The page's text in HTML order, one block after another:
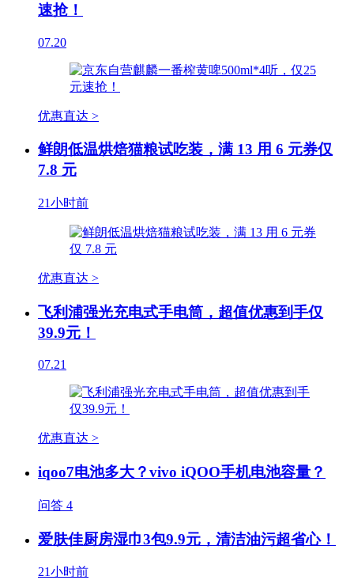
速抢！
07.20
优惠直达 >
鲜朗低温烘焙猫粮试吃装，满 13 用 6 元券仅
7.8 元
21小时前
优惠直达 >
飞利浦强光充电式手电筒，超值优惠到手仅
39.9元！
07.21
优惠直达 >
iqoo7电池多大？vivo iQOO手机电池容量？
问答 4
爱肤佳厨房湿巾3包9.9元，清洁油污超省心！
21小时前